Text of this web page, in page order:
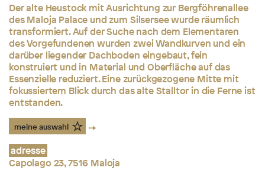
Der alte Heustock mit Ausrichtung zur Bergföhrenallee
des Maloja Palace und zum Silsersee wurde räumlich
transformiert. Auf der Suche nach dem Elementaren
des Vorgefundenen wurden zwei Wandkurven und ein
darüber liegender Dachboden eingebaut, fein
konstruiert und in Material und Oberfläche auf das
Essenzielle reduziert. Eine zurückgezogene Mitte mit
fokussiertem Blick durch das alte Stalltor in die Ferne ist
entstanden.
meine auswahl
adresse
Capolago 23, 7516 Maloja